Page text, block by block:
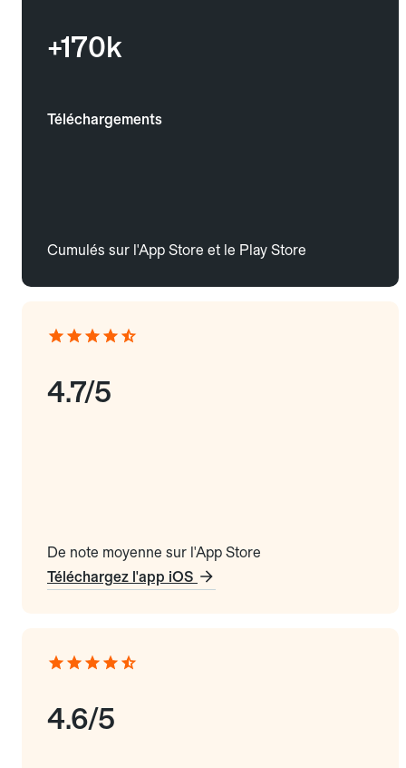
+170k
Téléchargements
Cumulés sur l'App Store et le Play Store
4.7/5
De note moyenne sur l'App Store
Téléchargez l'app iOS
4.6/5